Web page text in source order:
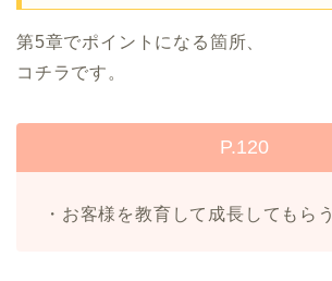
第5章でポイントになる箇所、
コチラです。
P.120
・お客様を教育して成長してもらう